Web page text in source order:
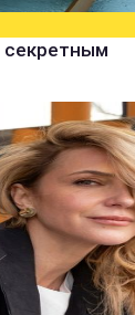
секретным